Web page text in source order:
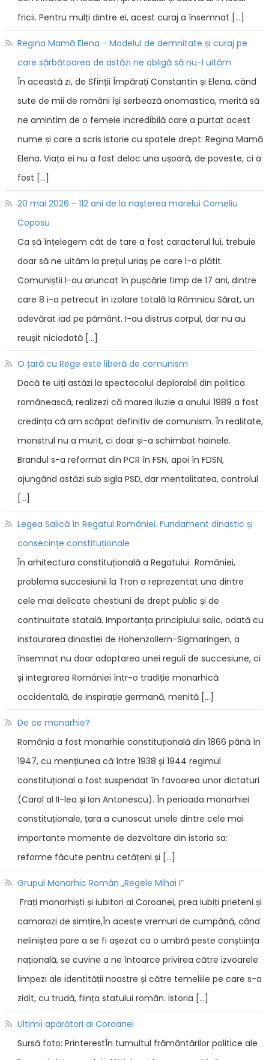
fricii. Pentru mulți dintre ei, acest curaj a însemnat […]
Regina Mamă Elena - Modelul de demnitate și curaj pe
care sărbătoarea de astăzi ne obligă să nu-l uităm
În această zi, de Sfinții Împărați Constantin și Elena, când
sute de mii de români își serbează onomastica, merită să
ne amintim de o femeie incredibilă care a purtat acest
nume și care a scris istorie cu spatele drept: Regina Mamă
Elena. Viața ei nu a fost deloc una ușoară, de poveste, ci a
fost […]
20 mai 2026 - 112 ani de la nașterea marelui Corneliu
Coposu
Ca să înțelegem cât de tare a fost caracterul lui, trebuie
doar să ne uităm la prețul uriaș pe care l-a plătit.
Comuniștii l-au aruncat în pușcărie timp de 17 ani, dintre
care 8 i-a petrecut în izolare totală la Râmnicu Sărat, un
adevărat iad pe pământ. I-au distrus corpul, dar nu au
reușit niciodată […]
O țară cu Rege este liberă de comunism
Dacă te uiți astăzi la spectacolul deplorabil din politica
românească, realizezi că marea iluzie a anului 1989 a fost
credința că am scăpat definitiv de comunism. În realitate,
monstrul nu a murit, ci doar și-a schimbat hainele.
Brandul s-a reformat din PCR în FSN, apoi în FDSN,
ajungând astăzi sub sigla PSD, dar mentalitatea, controlul
[…]
Legea Salică în Regatul României. Fundament dinastic și
consecințe constituționale
În arhitectura constituțională a Regatului României,
problema succesiunii la Tron a reprezentat una dintre
cele mai delicate chestiuni de drept public și de
continuitate statală. Importanța principiului salic, odată cu
instaurarea dinastiei de Hohenzollern-Sigmaringen, a
însemnat nu doar adoptarea unei reguli de succesiune, ci
și integrarea României într-o tradiție monarhică
occidentală, de inspirație germană, menită […]
De ce monarhie?
România a fost monarhie constituțională din 1866 până în
1947, cu mențiunea că între 1938 și 1944 regimul
constituțional a fost suspendat în favoarea unor dictaturi
(Carol al II-lea și Ion Antonescu). În perioada monarhiei
constituționale, țara a cunoscut unele dintre cele mai
importante momente de dezvoltare din istoria sa:
reforme făcute pentru cetățeni și […]
Grupul Monarhic Român „Regele Mihai I”
Frați monarhiști și iubitori ai Coroanei, prea iubiți prieteni și
camarazi de simțire,În aceste vremuri de cumpănă, când
neliniștea pare a se fi așezat ca o umbră peste conștiința
națională, se cuvine a ne întoarce privirea către izvoarele
limpezi ale identității noastre și către temeliile pe care s-a
zidit, cu trudă, ființa statului român. Istoria […]
Ultimii apărători ai Coroanei
Sursă foto: PrinterestÎn tumultul frământărilor politice ale